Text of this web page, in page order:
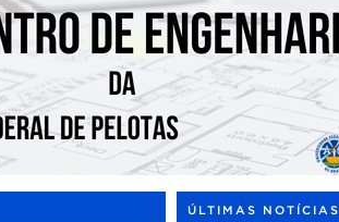
ÚLTIMAS NOTÍCIAS